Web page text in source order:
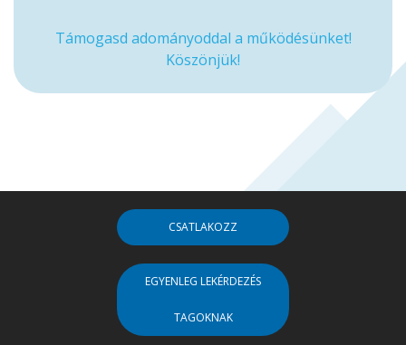
Támogasd adományoddal a működésünket!
Köszönjük!
CSATLAKOZZ
EGYENLEG LEKÉRDEZÉS
TAGOKNAK